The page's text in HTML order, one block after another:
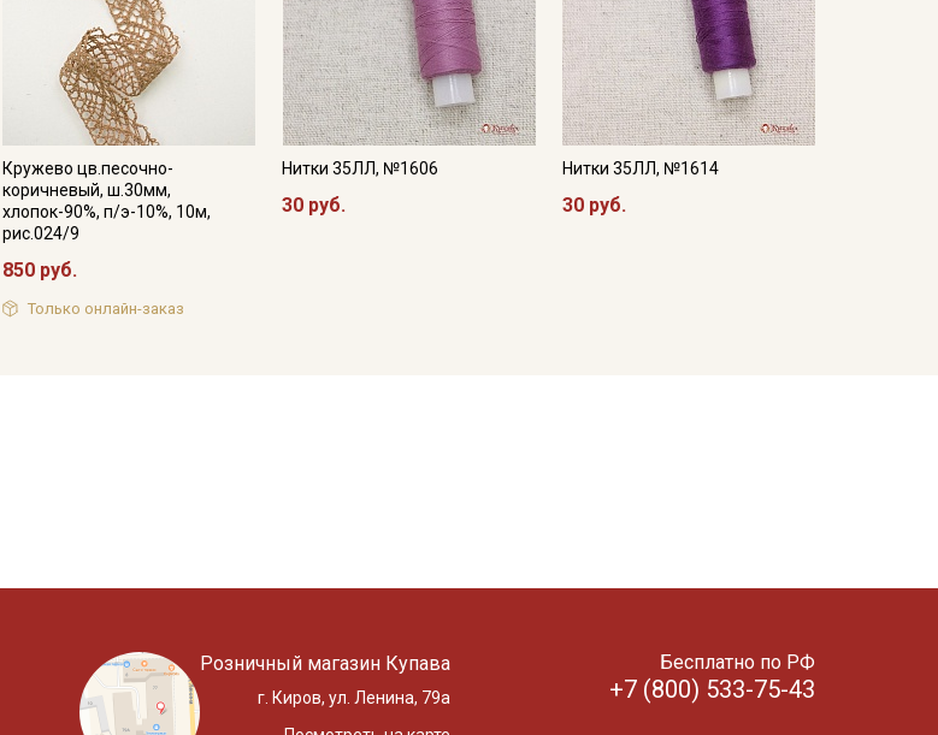
Кружево цв.песочно-
коричневый, ш.30мм,
хлопок-90%, п/э-10%, 10м,
рис.024/9
850 руб.
Только онлайн-заказ
Нитки 35ЛЛ, №1606
30 руб.
Нитки 35ЛЛ, №1614
30 руб.
Розничный магазин Купава
г. Киров, ул. Ленина, 79а
Бесплатно по РФ
+7 (800) 533-75-43